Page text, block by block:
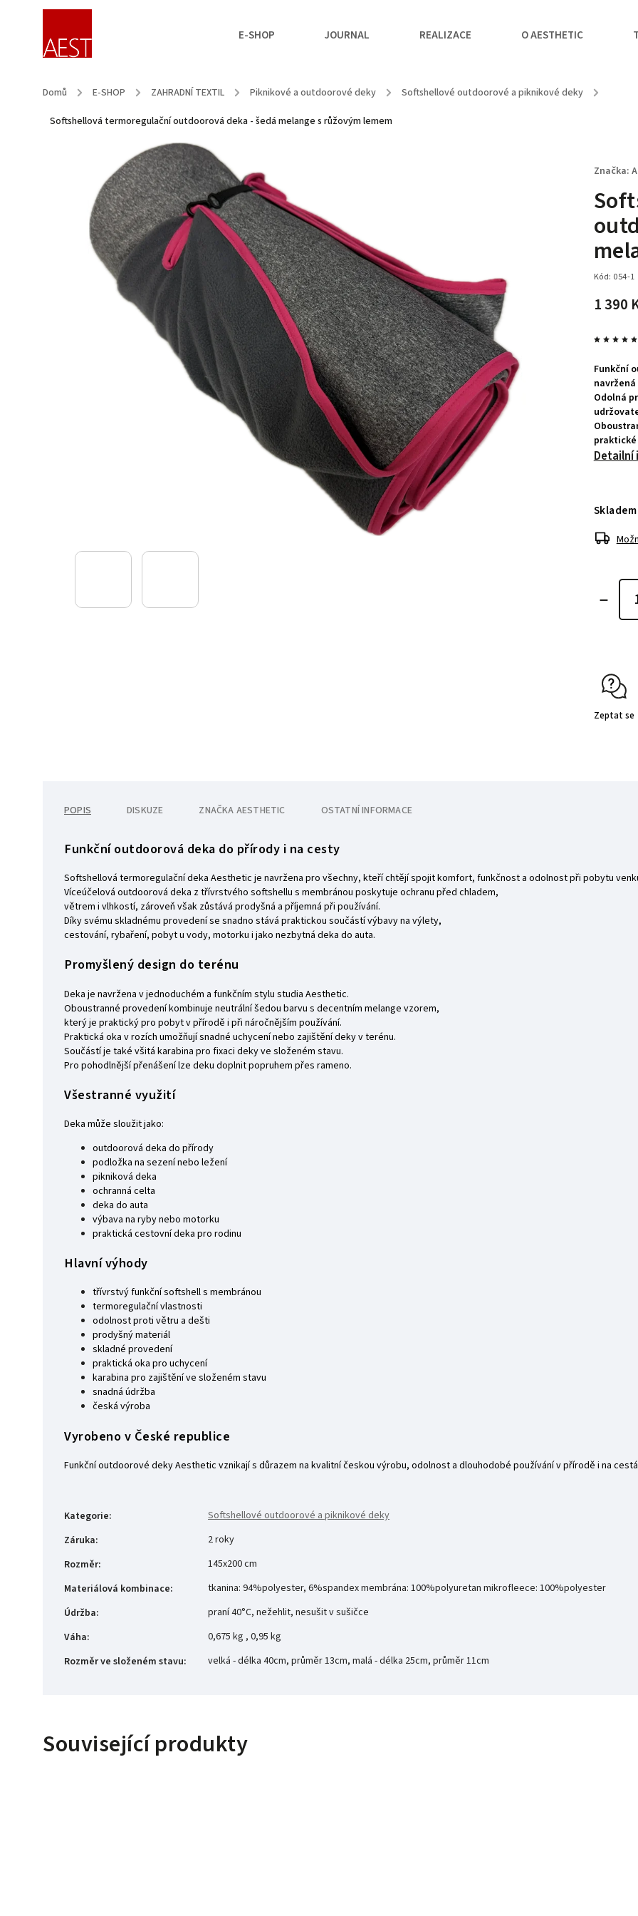
E-SHOP JOURNAL REALIZACE O AESTHETIC
Domů / E-SHOP / ZAHRADNÍ TEXTIL / Piknikové a outdoorové deky / Softshellové outdoorové a piknikové deky
/
Softshellová termoregulační outdoorová deka - šedá melange s růžovým lemem
Kód: 054-1
1 390
Funkční
Odolná
Detailní
Značka:
Skladem
Zeptat se
POPIS DISKUZE ZNAČKA AESTHETIC OSTATNÍ INFORMACE
Funkční outdoorová deka do přírody i na cesty
Softshellová termoregulační deka Aesthetic je navržena pro všechny, kteří chtějí spojit komfort, funkčnost a odolnost při pobytu
Víceúčelová outdoorová deka z třívrstvého softshellu s membránou poskytuje ochranu před chladem,
větrem i vlhkostí, zároveň však zůstává prodyšná a příjemná při používání.
Díky svému skladnému provedení se snadno stává praktickou součástí výbavy na výlety,
cestování, rybaření, pobyt u vody, motorku i jako nezbytná deka do auta.
Promyšlený design do terénu
Deka je navržena v jednoduchém a funkčním stylu studia Aesthetic.
Oboustranné provedení kombinuje neutrální šedou barvu s decentním melange vzorem,
který je praktický pro pobyt v přírodě i při náročnějším používání.
Praktická oka v rozích umožňují snadné uchycení nebo zajištění deky v terénu.
Součástí je také všitá karabina pro fixaci deky ve složeném stavu.
Pro pohodlnější přenášení lze deku doplnit popruhem přes rameno.
Všestranné využití
Deka může sloužit jako:
outdoorová deka do přírody
podložka na sezení nebo ležení
pikniková deka
ochranná celta
deka do auta
výbava na ryby nebo motorku
praktická cestovní deka pro rodinu
Hlavní výhody
třívrstvý funkční softshell s membránou
termoregulační vlastnosti
odolnost proti větru a dešti
prodyšný materiál
skladné provedení
praktická oka pro uchycení
karabina pro zajištění ve složeném stavu
snadná údržba
česká výroba
Vyrobeno v České republice
Funkční outdoorové deky Aesthetic vznikají s důrazem na kvalitní českou výrobu, odolnost a dlouhodobé používání v přírodě i na
Kategorie:
Softshellové outdoorové a piknikové deky
Záruka:
2 roky
Rozměr:
145x200 cm
Materiálová kombinace:
tkanina: 94%polyester, 6%spandex membrána: 100%polyuretan mikrofleece: 100%polyester
Údržba:
praní 40°C, nežehlit, nesušit v sušičce
Váha:
0,675 kg , 0,95 kg
Rozměr ve složeném stavu: velká - délka 40cm, průměr 13cm, malá - délka 25cm, průměr 11cm
Související produkty